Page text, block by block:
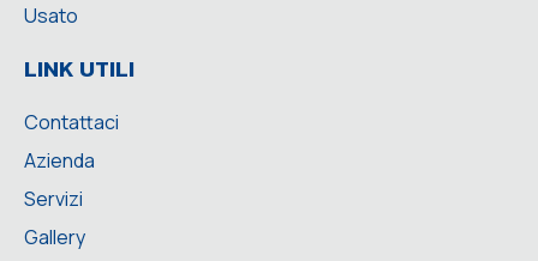
Usato
LINK UTILI
Contattaci
Azienda
Servizi
Gallery